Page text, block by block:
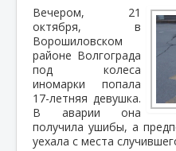
Вечером, 21
октября, в
Ворошиловском
районе Волгограда
под колеса
иномарки попала
17-летняя девушка.
В аварии она
получила ушибы, а
уехала с места